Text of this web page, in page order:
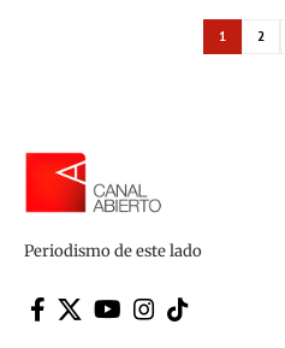
1 2
Periodismo de este lado